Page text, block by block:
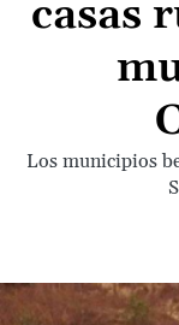
casas
Los municipios